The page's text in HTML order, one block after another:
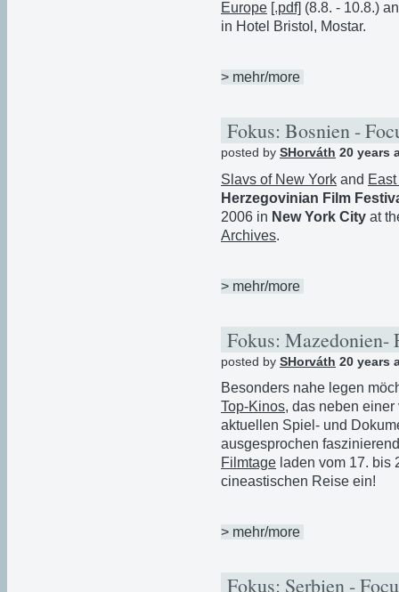
Europe [.pdf] (8.8. - 10.8.)
in Hotel Bristol, Mostar.
> mehr/more
Fokus: Bosnien -
posted by SHorváth 20 years
Slavs of New York and
Herzegovinian Film
2006 in New York City at
Archives.
> mehr/more
Fokus:
posted by SHorváth 20 years
Besonders nahe legen
Top-Kinos, das neben
aktuellen Spiel- und
ausgesprochen
Filmtage laden vom 17. bis
cineastischen Reise ein!
> mehr/more
Fokus: Serbien -